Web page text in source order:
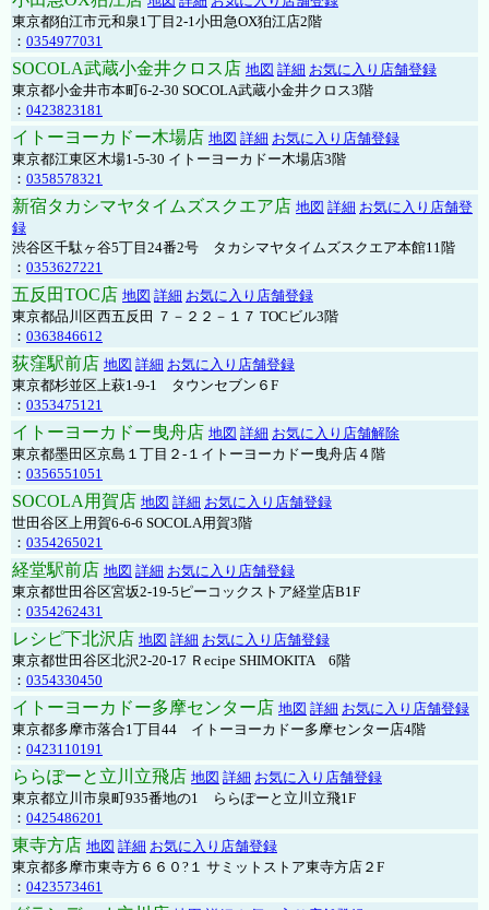
東京都狛江市元和泉1丁目2-1小田急OX狛江店2階
： 0354977031
SOCOLA武蔵小金井クロス店 地図 詳細 お気に入り店舗登録
東京都小金井市本町6-2-30 SOCOLA武蔵小金井クロス3階
： 0423823181
イトーヨーカドー木場店 地図 詳細 お気に入り店舗登録
東京都江東区木場1-5-30 イトーヨーカドー木場店3階
： 0358578321
新宿タカシマヤタイムズスクエア店 地図 詳細 お気に入り店舗登
録
渋谷区千駄ヶ谷5丁目24番2号 タカシマヤタイムズスクエア本館11階
： 0353627221
五反田TOC店 地図 詳細 お気に入り店舗登録
東京都品川区西五反田 ７－２２－１７ TOCビル3階
： 0363846612
荻窪駅前店 地図 詳細 お気に入り店舗登録
東京都杉並区上萩1-9-1 タウンセブン６F
： 0353475121
イトーヨーカドー曳舟店 地図 詳細 お気に入り店舗解除
東京都墨田区京島１丁目２-１イトーヨーカドー曳舟店４階
： 0356551051
SOCOLA用賀店 地図 詳細 お気に入り店舗登録
世田谷区上用賀6-6-6 SOCOLA用賀3階
： 0354265021
経堂駅前店 地図 詳細 お気に入り店舗登録
東京都世田谷区宮坂2-19-5ピーコックストア経堂店B1F
： 0354262431
レシピ下北沢店 地図 詳細 お気に入り店舗登録
東京都世田谷区北沢2-20-17 Ｒecipe SHIMOKITA 6階
： 0354330450
イトーヨーカドー多摩センター店 地図 詳細 お気に入り店舗登録
東京都多摩市落合1丁目44 イトーヨーカドー多摩センター店4階
： 0423110191
ららぽーと立川立飛店 地図 詳細 お気に入り店舗登録
東京都立川市泉町935番地の1 ららぽーと立川立飛1F
： 0425486201
東寺方店 地図 詳細 お気に入り店舗登録
東京都多摩市東寺方６６０?１ サミットストア東寺方店２F
： 0423573461